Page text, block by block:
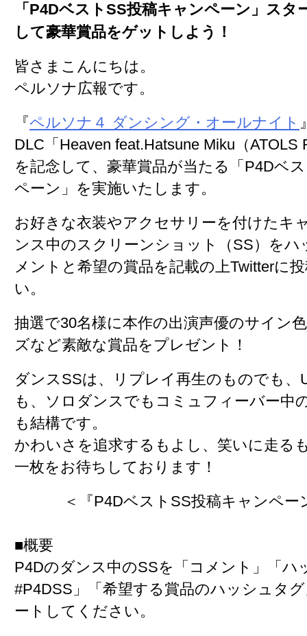
「P4DベストSS投稿キャンペーン」スタ
して豪華賞品をゲットしよう！
皆さまこんにちは。
ペルソナ広報です。
『ペルソナ４ ダンシング・オールナイト
DLC「Heaven feat.Hatsune Miku（ATOLS
を記念して、豪華賞品が当たる「 P4Dベ
ペーン 」を実施いたします。
お好きな衣装やアクセサリーを付けたキ
ンス中のスクリーンショット（SS）をハ
メントと希望の賞品を記載の上Twitterに
い。
抽選で30名様に本作の出演声優のサイン
ズなど素敵な賞品をプレゼント ！
ダンスSSは、リプレイ再生のものでも、
も、ソロダンスでもコミュフィーバー中
も結構です。
かわいさを追求するもよし、笑いに走る
一枚をお待ちしております！
＜『P4DベストSS投稿キャンペー
■概要
P4Dのダンス中のSSを「コメント」「ハ
#P4DSS」「希望する賞品のハッシュタ
ートしてください。